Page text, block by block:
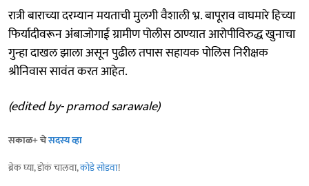
रात्री बाराच्या दरम्यान मयताची मुलगी वैशाली भ्र. बापूराव वाघमारे हिच्या
फिर्यादीवरून अंबाजोगाई ग्रामीण पोलीस ठाण्यात आरोपीविरुद्ध खुनाचा
गुन्हा दाखल झाला असून पुढील तपास सहायक पोलिस निरीक्षक
श्रीनिवास सावंत करत आहेत.
(edited by- pramod sarawale)
सकाळ+ चेसदस्य व्हा
ब्रेक घ्या, डोकं चालवा,कोडे सोडवा!